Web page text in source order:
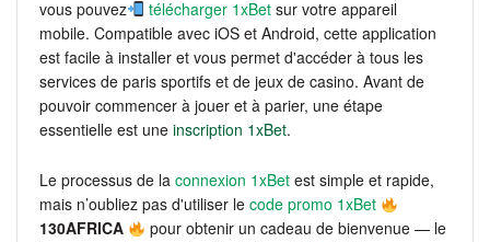
vous pouvez
télécharger 1xBet sur votre appareil
mobile. Compatible avec iOS et Android, cette application
est facile à installer et vous permet d'accéder à tous les
services de paris sportifs et de jeux de casino. Avant de
pouvoir commencer à jouer et à parier, une étape
essentielle est une inscription 1xBet.
Le processus de la connexion 1xBet est simple et rapide,
mais n’oubliez pas d'utiliser le code promo 1xBet
130AFRICA
pour obtenir un cadeau de bienvenue — le